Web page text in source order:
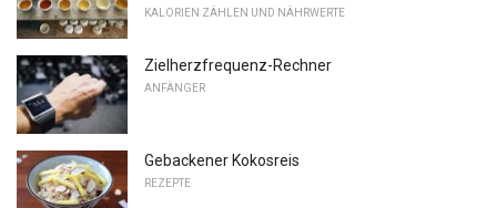
KALORIEN ZÄHLEN UND NÄHRWERTE
Zielherzfrequenz-Rechner
ANFÄNGER
Gebackener Kokosreis
REZEPTE